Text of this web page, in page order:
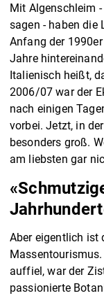
Mit Algenschleim
sagen - haben die
Anfang der
Jahre
Italienisch heißt,
2006/07 war der
nach einigen
vorbei. Jetzt, in
besonders groß.
am liebsten gar
Aber eigentlich ist
auffiel, war der
passionierte